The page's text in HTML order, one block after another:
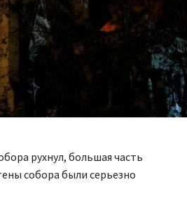
рухнул, большая часть
собора были серьезно